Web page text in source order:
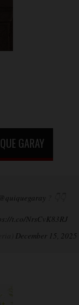
GARAY
@quiquegaray
t.co/NrsCvK83RJ
December 15, 2025